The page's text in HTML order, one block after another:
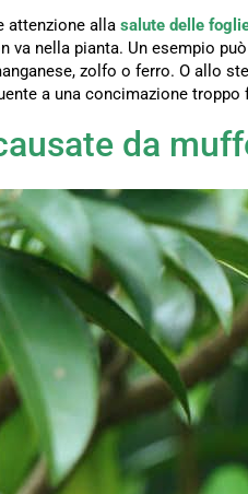
attenzione alla salute delle
va nella pianta. Un esempio
zolfo o ferro. O allo
a una concimazione troppo
da